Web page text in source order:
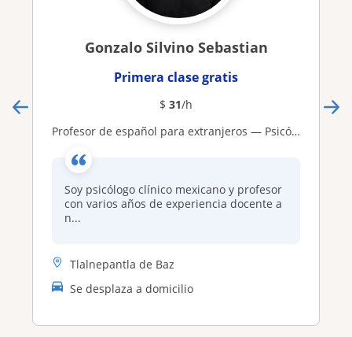
Gonzalo Silvino Sebastian
Primera clase gratis
$ 31/h
Profesor de español para extranjeros — Psicólogo bilingüe (C1 inglés) con enfoque cultural y conversacional
Soy psicólogo clínico mexicano y profesor
con varios años de experiencia docente a
n...
Tlalnepantla de Baz
Se desplaza a domicilio